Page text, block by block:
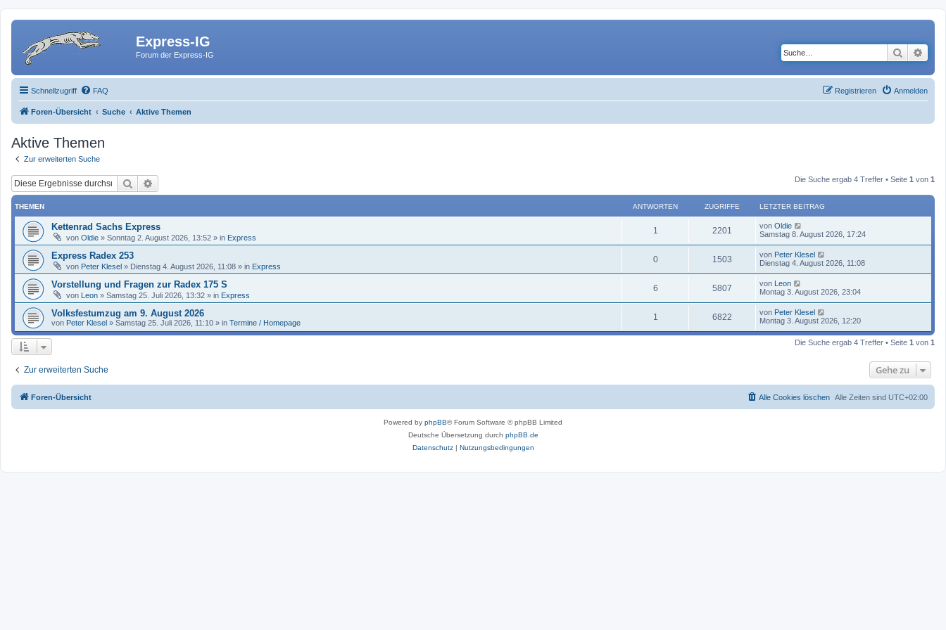
Express-IG
Forum der Express-IG Suche
Schnellzugriff FAQ Anmelden
Registrieren
Foren-Übersicht Suche Aktive Themen
Aktive Themen
Zur erweiterten Suche
Suche Die Suche ergab 4 Treffer • Seite 1 von 1
THEMEN ANTWORTEN ZUGRIFFE LETZTER BEITRAG
Kettenrad Sachs Express
von Oldie » Sonntag 2. August 2026, 13:52 » in Express
1 2201 von Oldie
Samstag 8. August 2026, 17:24
Express Radex 253
von Peter Klesel » Dienstag 4. August 2026, 11:08 » in Express
0 1503 von Peter Klesel
Dienstag 4. August 2026, 11:08
Vorstellung und Fragen zur Radex 175 S
von Leon » Samstag 25. Juli 2026, 13:32 » in Express
6 5807 von Leon
Montag 3. August 2026, 23:04
Volksfestumzug am 9. August 2026
von Peter Klesel » Samstag 25. Juli 2026, 11:10 » in Termine / Homepage
1 6822 von Peter Klesel
Montag 3. August 2026, 12:20
Die Suche ergab 4 Treffer • Seite 1 von 1
Zur erweiterten Suche Gehe zu
Foren-Übersicht Alle Zeiten sind UTC+02:00
Alle Cookies löschen
Powered by phpBB® Forum Software © phpBB Limited
Deutsche Übersetzung durch phpBB.de
Datenschutz| Nutzungsbedingungen